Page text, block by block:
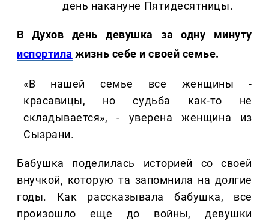
день накануне Пятидесятницы.
В Духов день девушка за одну минуту
испортила жизнь себе и своей семье.
«В нашей семье все женщины -
красавицы, но судьба как-то не
складывается», - уверена женщина из
Сызрани.
Бабушка поделилась историей со своей
внучкой, которую та запомнила на долгие
годы. Как рассказывала бабушка, все
произошло еще до войны, девушки